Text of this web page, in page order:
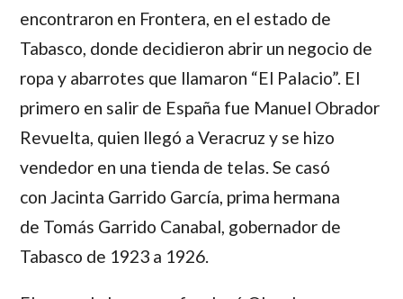
encontraron en Frontera, en el estado de
Tabasco, donde decidieron abrir un negocio de
ropa y abarrotes que llamaron “El Palacio”. El
primero en salir de España fue Manuel Obrador
Revuelta, quien llegó a Veracruz y se hizo
vendedor en una tienda de telas. Se casó
con Jacinta Garrido García, prima hermana
de Tomás Garrido Canabal, gobernador de
Tabasco de 1923 a 1926.